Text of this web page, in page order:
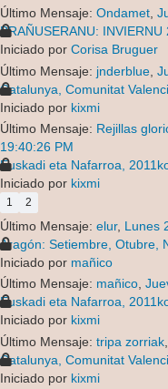
Último Mensaje: Ondamet
BRAÑUSERANU: INVIERNU
Iniciado por Corisa Bruguer
Último Mensaje: jnderblue
Catalunya, Comunitat
Iniciado por kixmi
Último Mensaje: Rejillas
19:40:26 PM
Euskadi eta Nafarroa,
Iniciado por kixmi
1 2
Último Mensaje: elur, Lunes
Aragón: Setiembre, Otubre,
Iniciado por mañico
Último Mensaje: mañico,
Euskadi eta Nafarroa,
Iniciado por kixmi
Último Mensaje: tripa zorriak
Catalunya, Comunitat
Iniciado por kixmi